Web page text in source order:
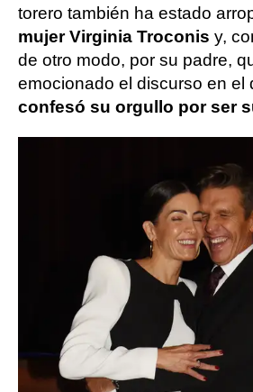
torero también ha estado
mujer Virginia Troconis y,
de otro modo, por su padre,
emocionado el discurso en el
confesó su orgullo por ser